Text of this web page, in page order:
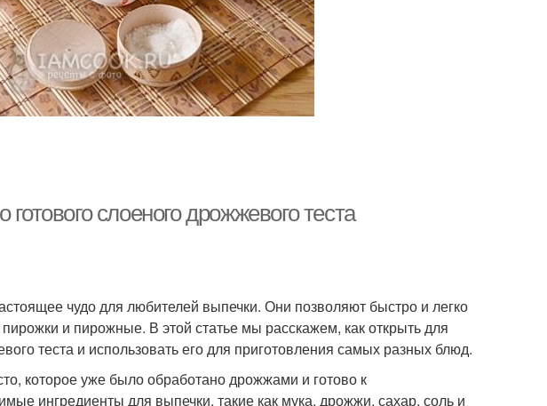
слоеного дрожжевого теста
чудо для любителей выпечки. Они позволяют быстро и легко
и пирожные. В этой статье мы расскажем, как открыть для
теста и использовать его для приготовления самых разных блюд.
которое уже было обработано дрожжами и готово к
ингредиенты для выпечки, такие как мука, дрожжи, сахар, соль и